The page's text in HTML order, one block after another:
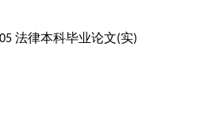
法律本科毕业论文(实)